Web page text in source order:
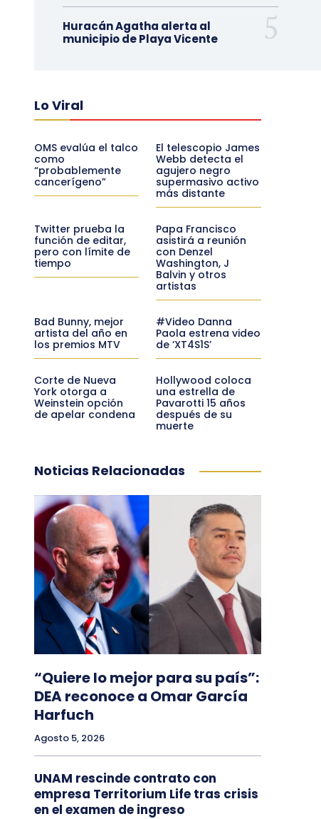
Huracán Agatha alerta al
municipio de Playa Vicente
Lo Viral
OMS evalúa el talco
como
“probablemente
cancerígeno”
El telescopio James
Webb detecta el
agujero negro
supermasivo activo
más distante
Twitter prueba la
función de editar,
pero con límite de
tiempo
Papa Francisco
asistirá a reunión
con Denzel
Washington, J
Balvin y otros
artistas
Bad Bunny, mejor
artista del año en
los premios MTV
#Video Danna
Paola estrena video
de ‘XT4S1S’
Corte de Nueva
York otorga a
Weinstein opción
de apelar condena
Hollywood coloca
una estrella de
Pavarotti 15 años
después de su
muerte
Noticias Relacionadas
“Quiere lo mejor para su país”:
DEA reconoce a Omar García
Harfuch
Agosto 5, 2026
UNAM rescinde contrato con
empresa Territorium Life tras crisis
en el examen de ingreso